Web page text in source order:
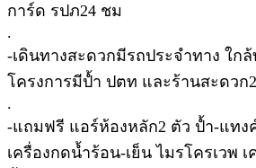
การ์ด รปภ24 ชม
.
-เดินทางสะดวกมีรถประจำทาง ใก
โครงการมีป้ำ ปตท และร้านสะดวก
.
-แถมฟรี แอร์ห้องหลัก2 ตัว ป้ำ-แทง
เครื่องกดน้ำร้อน-เย็น ไมรโครเวพ